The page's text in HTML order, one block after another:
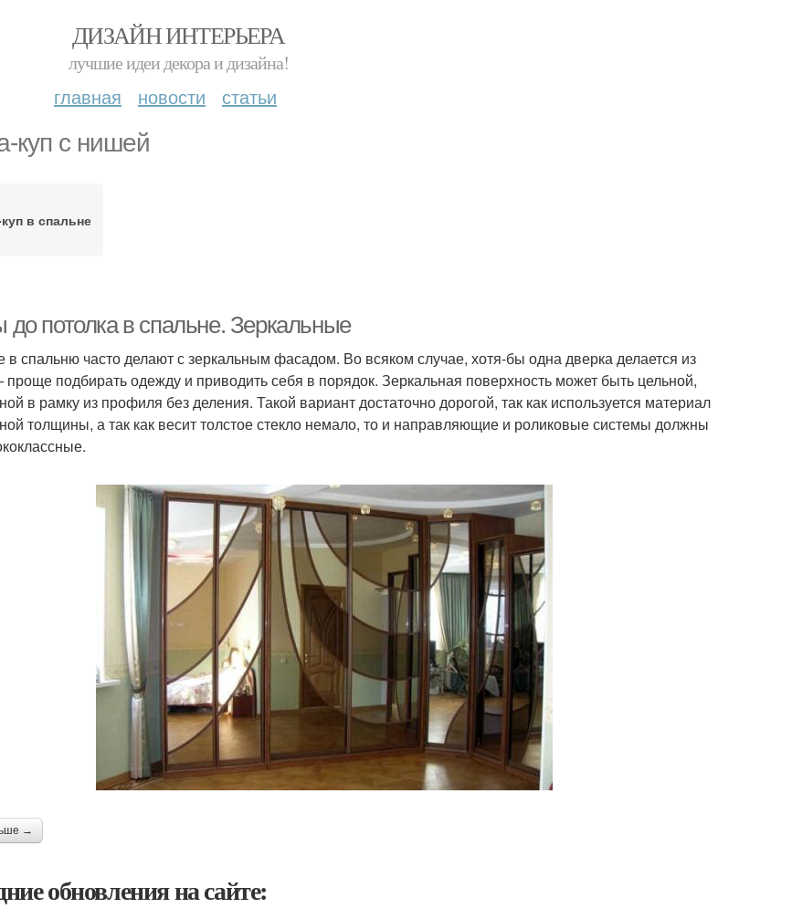
ДИЗАЙН ИНТЕРЬЕРА
лучшие идеи декора и дизайна!
главная новости статьи
куп с нишей
в спальне
потолка в спальне. Зеркальные
спальню часто делают с зеркальным фасадом. Во всяком случае, хотя-бы одна дверка делается из
подбирать одежду и приводить себя в порядок. Зеркальная поверхность может быть цельной,
в рамку из профиля без деления. Такой вариант достаточно дорогой, так как используется материал
толщины, а так как весит толстое стекло немало, то и направляющие и роликовые системы должны
→
обновления на сайте: